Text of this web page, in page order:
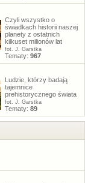
Czyli wszystko o
świadkach historii naszej
planety z ostatnich
kilkuset milionów lat
fot. J. Garstka
Tematy: 967
Ludzie, którzy badają
tajemnice
prehistorycznego świata
fot. J. Garstka
Tematy: 89